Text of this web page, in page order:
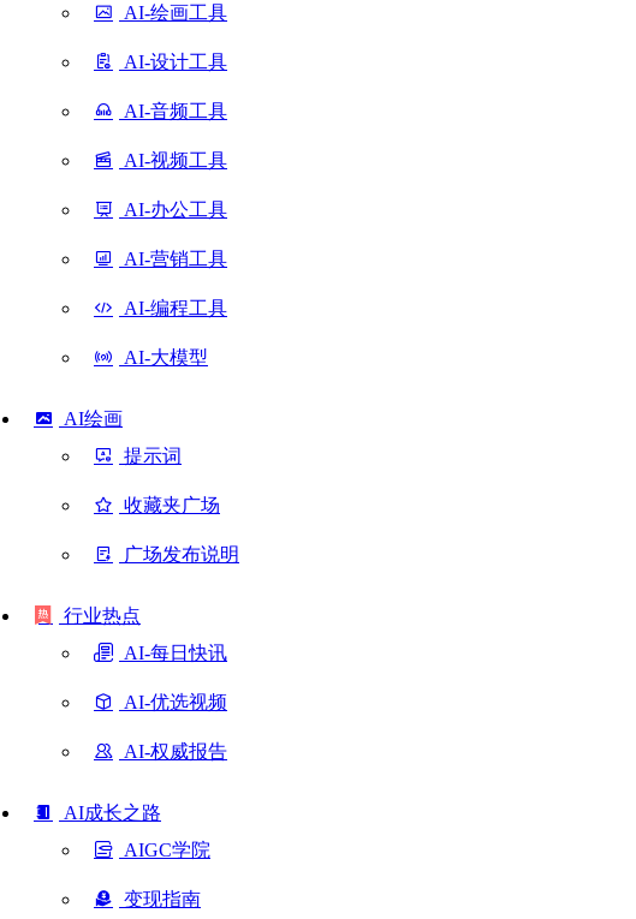
AI-绘画工具
AI-设计工具
AI-音频工具
AI-视频工具
AI-办公工具
AI-营销工具
AI-编程工具
AI-大模型
AI绘画
提示词
收藏夹广场
广场发布说明
行业热点
AI-每日快讯
AI-优选视频
AI-权威报告
AI成长之路
AIGC学院
变现指南